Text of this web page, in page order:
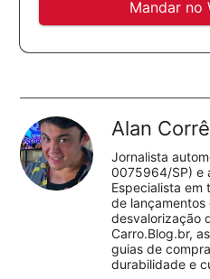
Mandar no
Alan
Jornalista
0075964/SP) e
Especialista em
de lançamentos
desvalorização
Carro.Blog.br,
guias de
durabilidade e